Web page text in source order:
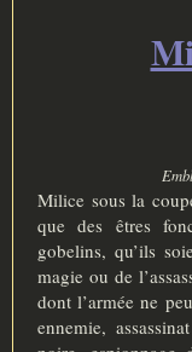
Milice sous la
que des êtres
gobelins, qu’ils
magie ou de
dont l’armée ne
ennemie,